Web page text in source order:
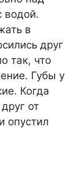
водой.
в
друг
так, что
Губы у
Когда
от
опустил